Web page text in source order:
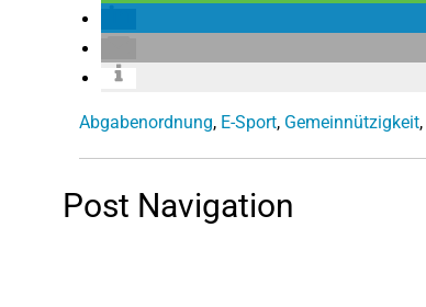
Abgabenordnung, E-Sport, Gemeinnützigkeit,
Post Navigation